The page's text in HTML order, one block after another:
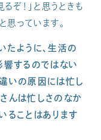
ぞ！」と思うときも
思っています。
たように、生活の
響するのではない
いの原因には忙し
んは忙しさのなか
ることはあります